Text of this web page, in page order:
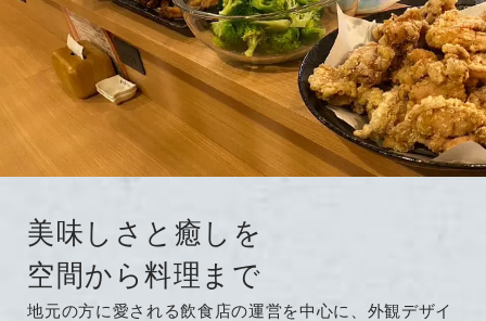
美味しさと癒しを
空間から料理まで
地元の方に愛される飲食店の運営を中心に、外観デザイ